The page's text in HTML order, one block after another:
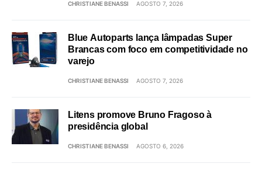
CHRISTIANE BENASSI AGOSTO 7, 2026
Blue Autoparts lança lâmpadas Super
Brancas com foco em competitividade no
varejo
CHRISTIANE BENASSI AGOSTO 7, 2026
Litens promove Bruno Fragoso à
presidência global
CHRISTIANE BENASSI AGOSTO 6, 2026